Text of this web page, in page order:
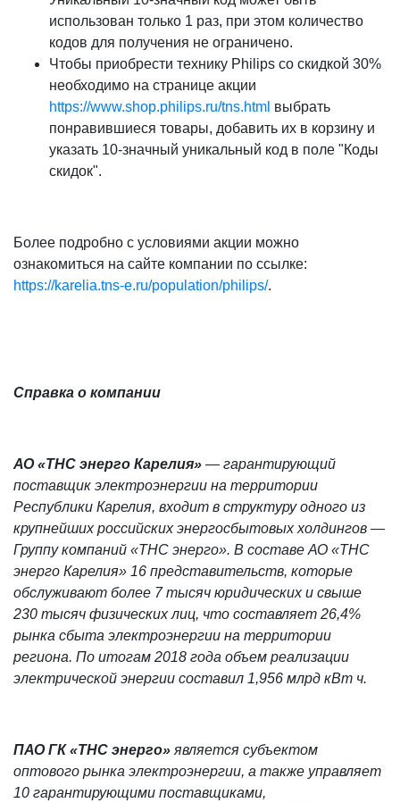
использован только 1 раз, при этом количество
кодов для получения не ограничено.
Чтобы приобрести технику Philips со скидкой 30%
необходимо на странице акции
https://www.shop.philips.ru/tns.html выбрать
понравившиеся товары, добавить их в корзину и
указать 10-значный уникальный код в поле "Коды
скидок".
Более подробно с условиями акции можно
ознакомиться на сайте компании по ссылке:
https://karelia.tns-e.ru/population/philips/.
Справка о компании
АО «ТНС энерго Карелия» — гарантирующий
поставщик электроэнергии на территории
Республики Карелия, входит в структуру одного из
крупнейших российских энергосбытовых холдингов —
Группу компаний «ТНС энерго». В составе АО «ТНС
энерго Карелия» 16 представительств, которые
обслуживают более 7 тысяч юридических и свыше
230 тысяч физических лиц, что составляет 26,4%
рынка сбыта электроэнергии на территории
региона. По итогам 2018 года объем реализации
электрической энергии составил 1,956 млрд кВт ч.
ПАО ГК «ТНС энерго» является субъектом
оптового рынка электроэнергии, а также управляет
10 гарантирующими поставщиками,